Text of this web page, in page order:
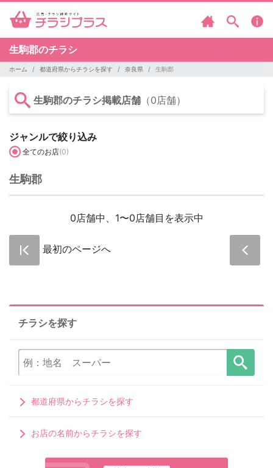
生駒郡のチラシ
ホーム 都道府県からチラシを探す 奈良県 生駒郡
生駒郡のチラシ掲載店舗 （0店舗）
ジャンルで絞り込み
全てのお店(0)
生駒郡
0店舗中、1〜0店舗目を表示中
最初のページへ
チラシを探す
都道府県からチラシを探す
お店の名前からチラシを探す